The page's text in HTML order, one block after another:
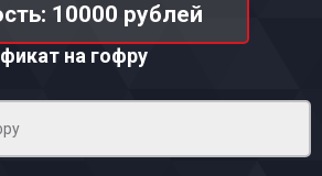
10000 рублей
на гофру